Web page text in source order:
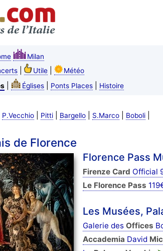
Milan
| Utile|
Météo
| Églises| Ponts Places| Histoire
P.Vecchio| Pitti| Bargello| S.Marco| Boboli|
de Florence
Florence Pass
Firenze Card Official
Le Florence Pass
Les Musées,
Galerie desOffices
Accademia David